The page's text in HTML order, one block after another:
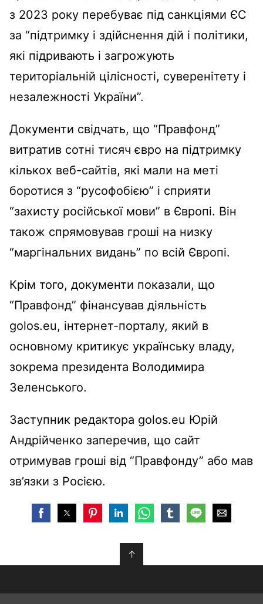
з 2023 року перебуває під санкціями ЄС
за “підтримку і здійснення дій і політики,
які підривають і загрожують
територіальній цілісності, суверенітету і
незалежності України”.
Документи свідчать, що “Правфонд”
витратив сотні тисяч євро на підтримку
кількох веб-сайтів, які мали на меті
боротися з “русофобією” і сприяти
“захисту російської мови” в Європі. Він
також спрямовував гроші на низку
“маргінальних видань” по всій Європі.
Крім того, документи показали, що
“Правфонд” фінансував діяльність
golos.eu, інтернет-порталу, який в
основному критикує українську владу,
зокрема президента Володимира
Зеленського.
Заступник редактора golos.eu Юрій
Андрійченко заперечив, що сайт
отримував гроші від “Правфонду” або мав
зв’язки з Росією.
↑